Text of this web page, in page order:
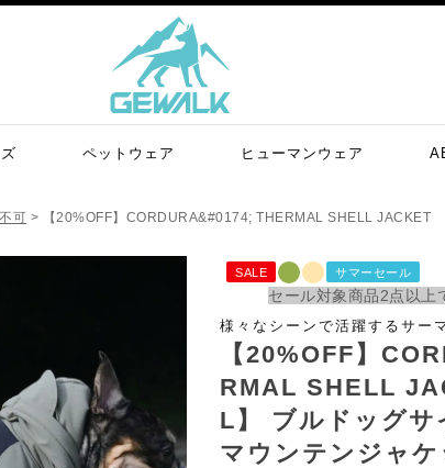
ペットウェア ヒューマンウェア
可 【20%OFF】CORDURA&#0174; THERMAL SHELL JACKET
SALE サマーセール
セール対象商品2点以上
様々なシーンで活躍するサー
【20%OFF】
RMAL SHELL
L】 ブルドッグサ
マウンテンジャケ